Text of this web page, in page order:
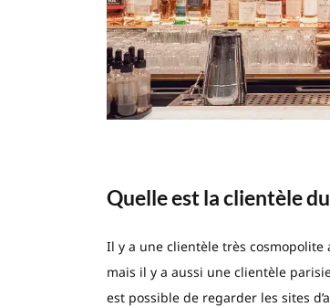
Quelle est la clientèle
Il y a une clientèle très cosmopolite
mais il y a aussi une clientèle
est possible de regarder les sites